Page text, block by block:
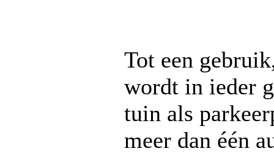
Tot een
wordt in ieder
tuin als
meer dan één